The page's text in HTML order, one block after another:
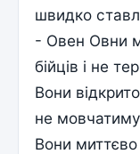
швидко
- Овен Овни
бійців і не
Вони
не
Вони миттєво